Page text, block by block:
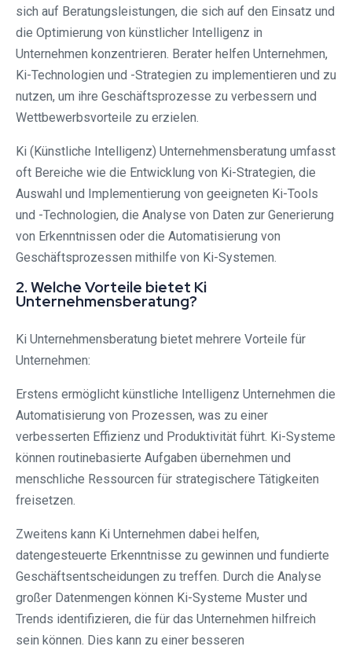
sich auf Beratungsleistungen, die sich auf den Einsatz und
die Optimierung von künstlicher Intelligenz in
Unternehmen konzentrieren. Berater helfen Unternehmen,
Ki-Technologien und -Strategien zu implementieren und zu
nutzen, um ihre Geschäftsprozesse zu verbessern und
Wettbewerbsvorteile zu erzielen.
Ki (Künstliche Intelligenz) Unternehmensberatung umfasst
oft Bereiche wie die Entwicklung von Ki-Strategien, die
Auswahl und Implementierung von geeigneten Ki-Tools
und -Technologien, die Analyse von Daten zur Generierung
von Erkenntnissen oder die Automatisierung von
Geschäftsprozessen mithilfe von Ki-Systemen.
2. Welche Vorteile bietet Ki
Unternehmensberatung?
Ki Unternehmensberatung bietet mehrere Vorteile für
Unternehmen:
Erstens ermöglicht künstliche Intelligenz Unternehmen die
Automatisierung von Prozessen, was zu einer
verbesserten Effizienz und Produktivität führt. Ki-Systeme
können routinebasierte Aufgaben übernehmen und
menschliche Ressourcen für strategischere Tätigkeiten
freisetzen.
Zweitens kann Ki Unternehmen dabei helfen,
datengesteuerte Erkenntnisse zu gewinnen und fundierte
Geschäftsentscheidungen zu treffen. Durch die Analyse
großer Datenmengen können Ki-Systeme Muster und
Trends identifizieren, die für das Unternehmen hilfreich
sein können. Dies kann zu einer besseren